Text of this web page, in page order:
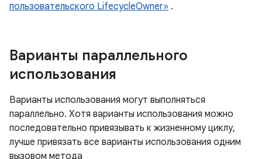
пользовательского LifecycleOwner» .
Варианты параллельного
использования
Варианты использования могут выполняться
параллельно. Хотя варианты использования можно
последовательно привязывать к жизненному циклу,
лучше привязать все варианты использования одним
вызовом метода